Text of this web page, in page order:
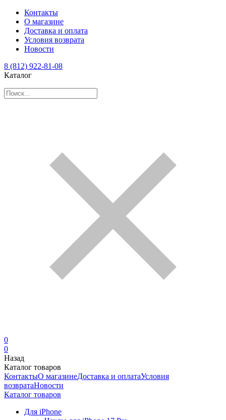
Контакты
О магазине
Доставка и оплата
Условия возврата
Новости
8 (812) 922-81-08
Каталог
0
0
Назад
Каталог товаров
КонтактыО магазинеДоставка и оплатаУсловия
возвратаНовости
Каталог товаров
Для iPhone